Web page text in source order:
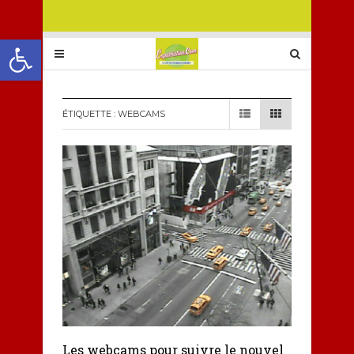
Ouvrir la barre d’outils
ÉTIQUETTE : WEBCAMS
Les webcams pour suivre le nouvel